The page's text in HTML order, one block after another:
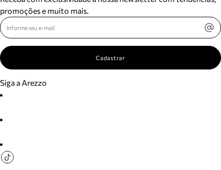
promoções e muito mais.
Cadastrar
Siga a Arezzo